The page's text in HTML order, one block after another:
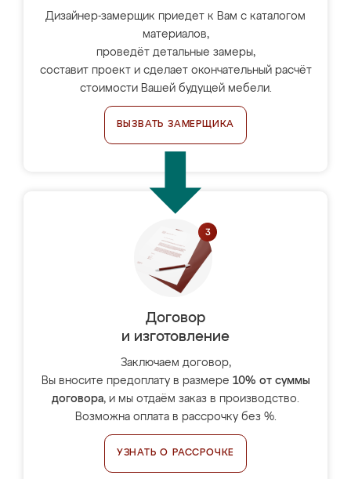
Дизайнер-замерщик приедет к Вам с каталогом
материалов,
проведёт детальные замеры,
составит проект и сделает окончательный расчёт
стоимости Вашей будущей мебели.
ВЫЗВАТЬ ЗАМЕРЩИКА
Договор
и изготовление
Заключаем договор,
Вы вносите предоплату в размере 10% от суммы
договора, и мы отдаём заказ в производство.
Возможна оплата в рассрочку без %.
УЗНАТЬ О РАССРОЧКЕ